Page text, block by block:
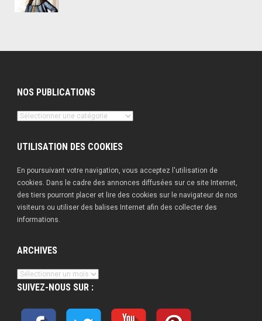
NOS PUBLICATIONS
Nos
UTILISATION DES COOKIES
En poursuivant votre navigation, vous acceptez l'utilisation de
cookies. Dans le cadre des annonces diffusées sur ce site Internet,
des tiers pourront placer et lire des cookies sur le navigateur de nos
visiteurs ou utiliser des balises Internet afin des collecter des
informations.
ARCHIVES
Archives
SUIVEZ-NOUS SUR :